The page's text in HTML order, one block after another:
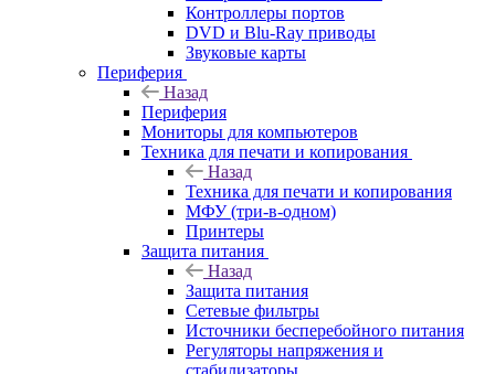
Контроллеры портов
DVD и Blu-Ray приводы
Звуковые карты
Периферия
Назад
Периферия
Мониторы для компьютеров
Техника для печати и копирования
Назад
Техника для печати и копирования
МФУ (три-в-одном)
Принтеры
Защита питания
Назад
Защита питания
Сетевые фильтры
Источники бесперебойного питания
Регуляторы напряжения и
стабилизаторы